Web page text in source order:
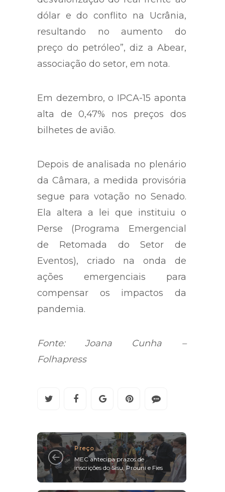
dólar e do conflito na Ucrânia,
resultando no aumento do
preço do petróleo”, diz a Abear,
associação do setor, em nota.
Em dezembro, o IPCA-15 aponta
alta de 0,47% nos preços dos
bilhetes de avião.
Depois de analisada no plenário
da Câmara, a medida provisória
segue para votação no Senado.
Ela altera a lei que instituiu o
Perse (Programa Emergencial
de Retomada do Setor de
Eventos), criado na onda de
ações emergenciais para
compensar os impactos da
pandemia.
Fonte: Joana Cunha –
Folhapress
Preço
MEC antecipa prazos de
inscrições do Sisu, Prouni e Fies